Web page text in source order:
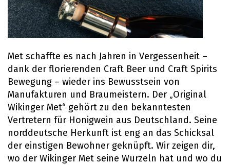
Met schaffte es nach Jahren in Vergessenheit –
dank der florierenden Craft Beer und Craft Spirits
Bewegung – wieder ins Bewusstsein von
Manufakturen und Braumeistern. Der „Original
Wikinger Met“ gehört zu den bekanntesten
Vertretern für Honigwein aus Deutschland. Seine
norddeutsche Herkunft ist eng an das Schicksal
der einstigen Bewohner geknüpft. Wir zeigen dir,
wo der Wikinger Met seine Wurzeln hat und wo du